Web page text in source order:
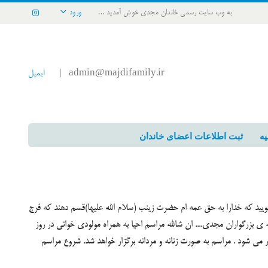
به وب سایت رسمی خاندان مجدی خوش آمدید ... ورود
admin@majdifamily.ir ایمیل
ثبت اطلاعات اعضای خاندان
که خدارا به حق عمه ام حضرت زینب (سلام الله علیها)قسم دهند که فرج
بزرگواران مجدی.... ان شالله مراسم احیا به همراه مولودی خوانی در روز
شود . مراسم به صورت زنانه و مردانه برگزار خواهد شد. شروع مراسم